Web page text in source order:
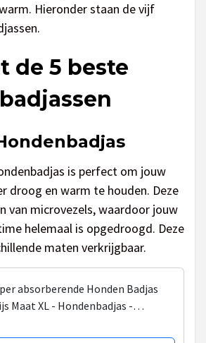
Hieronder staan de vijf
de 5 beste
is perfect om jouw
droog en warm te houden. Deze
van microvezels, waardoor jouw
helemaal is opgedroogd. Deze
maten verkrijgbaar.
absorberende Honden Badjas
Maat XL - Hondenbadjas -